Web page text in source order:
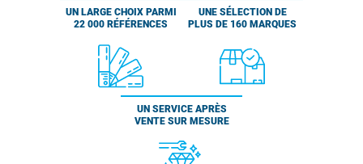
UN LARGE CHOIX PARMI
22 000 RÉFÉRENCES
UNE SÉLECTION DE
PLUS DE 160 MARQUES
UN SERVICE APRÈS
VENTE SUR MESURE